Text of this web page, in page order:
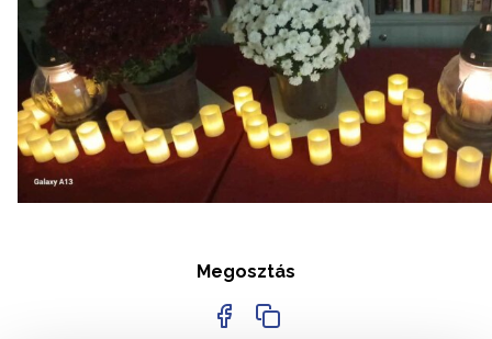
Megosztás